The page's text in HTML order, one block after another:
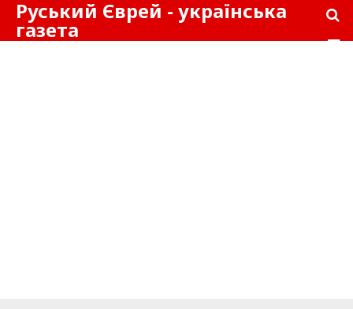
Руський Єврей - українська
газета